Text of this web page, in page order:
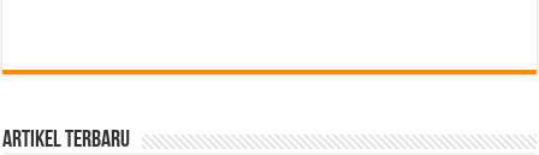
Artikel Terbaru